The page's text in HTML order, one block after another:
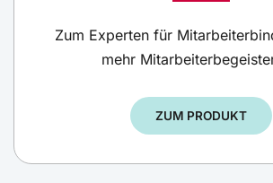
Zum Experten für
mehr
ZUM PRODUKT